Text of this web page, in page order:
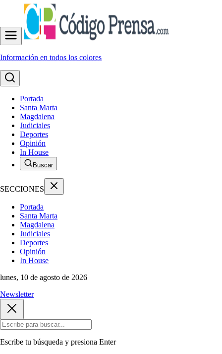
Información en todos los colores
Portada
Santa Marta
Magdalena
Judiciales
Deportes
Opinión
In House
Buscar
SECCIONES
Portada
Santa Marta
Magdalena
Judiciales
Deportes
Opinión
In House
lunes, 10 de agosto de 2026
Newsletter
Escribe tu búsqueda y presiona Enter